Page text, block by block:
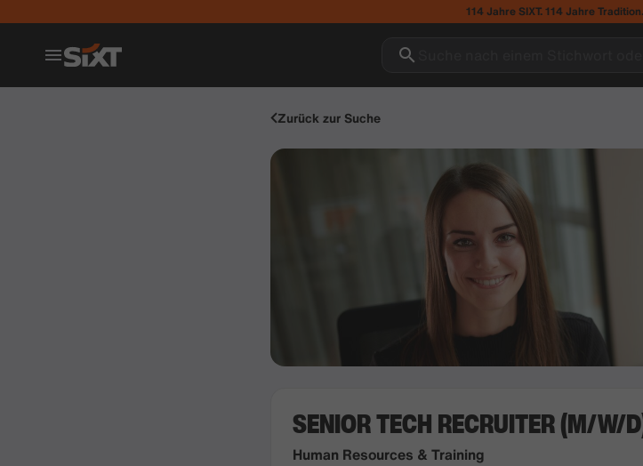
114 Jahre SIXT. 114 Jahre
Zurück zur Suche
SENIOR TECH RECRUITER (M/W/
Human Resources & Training